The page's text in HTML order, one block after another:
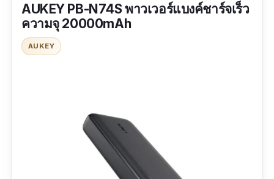
รีวิว :ส่งเร็วมาก ใช้งานได้ดีมาก ชาจร์เร็วตามที่
เขียนไว้ ที่เห็นในคริปคือแบต85%มันจะไม่ฟาตชา
จร์ แต่ลองตอนแบตไกล้จะหมด ขึ้นชาจร์
AUKEY PB-N74S พาวเวอร์แบงค์ชาร์จเร็ว
ความจุ 20000mAh
AUKEY